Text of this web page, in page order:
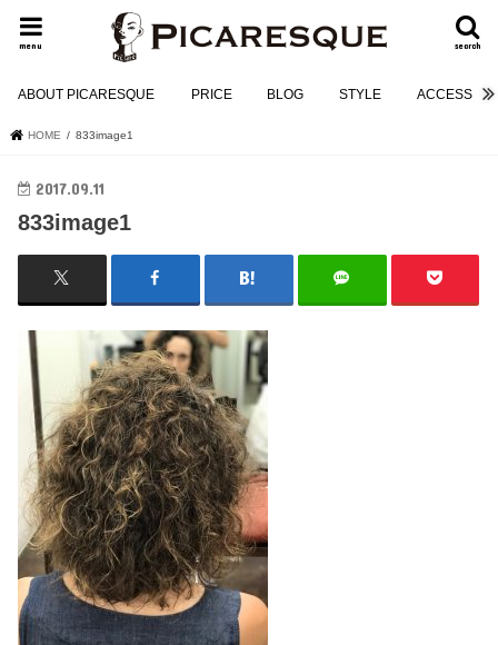
search
menu
ABOUT PICARESQUE PRICE BLOG STYLE ACCESS
HOME 833image1
2017.09.11
833image1